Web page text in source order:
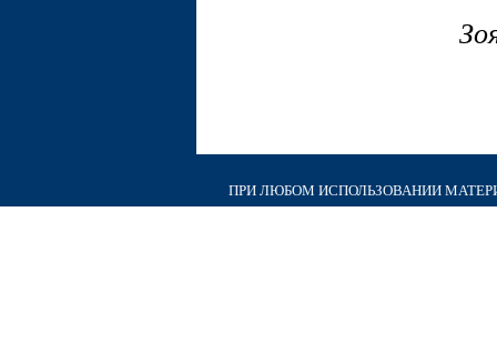
ПРИ ЛЮБОМ ИСПОЛЬЗОВАНИИ